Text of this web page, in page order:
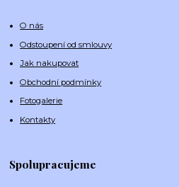
O nás
Odstoupení od smlouvy
Jak nakupovat
Obchodní podmínky
Fotogalerie
Kontakty
Spolupracujeme